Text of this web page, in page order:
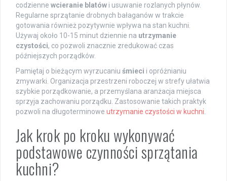
codzienne wcieranie blatów i usuwanie rozlanych płynów.
Regularne sprzątanie drobnych bałaganów w trakcie
gotowania również pozytywnie wpływa na stan kuchni.
Używaj około 10-15 minut dziennie na utrzymanie
czystości, co pozwoli znacznie zredukować czas
późniejszych porządków.
Pamiętaj o bieżącym wyrzucaniu śmieci i opróżnianiu
zmywarki. Organizacja przestrzeni roboczej w strefy ułatwia
szybkie porządkowanie, a przemyślana aranżacja miejsca
sprzyja zachowaniu porządku. Zastosowanie takich praktyk
pozwoli na długoterminowe utrzymanie czystości w kuchni.
Jak krok po kroku wykonywać
podstawowe czynności sprzątania
kuchni?